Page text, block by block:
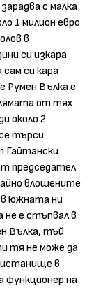
с малка
1 милион евро
в
си изкара
си кара
Румен Вълка е
от тях
около 2
търси
Гайтански
председател
влошените
в южната ни
не е стъпвал в
Вълка, тъй
тя не може да
в
функционер на